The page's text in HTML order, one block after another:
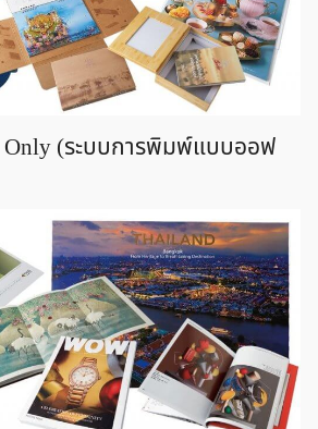
Only (ระบบการพิมพ์แบบออฟ